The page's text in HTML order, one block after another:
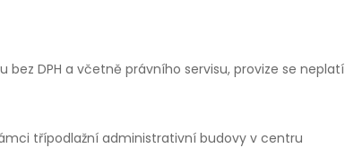
DPH a včetně právního servisu, provize se neplatí
třípodlažní administrativní budovy v centru